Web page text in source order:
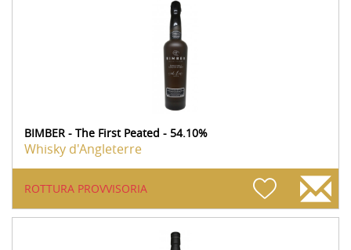
BIMBER - The First Peated - 54.10%
Whisky d'Angleterre
ROTTURA PROVVISORIA